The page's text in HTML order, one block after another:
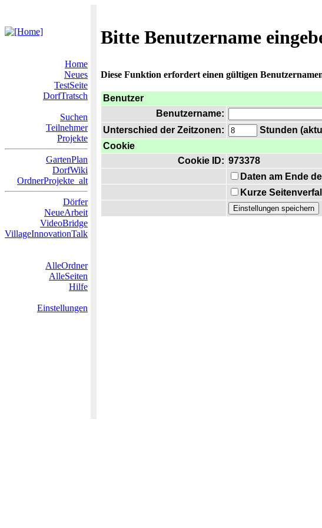
Bitte Benutzername
Home
Neues
TestSeite
DorfTratsch
Suchen
Teilnehmer
Projekte
GartenPlan
DorfWiki
OrdnerProjekte_alt
Dörfer
NeueArbeit
VideoBridge
VillageInnovationTalk
AlleOrdner
AlleSeiten
Hilfe
Einstellungen
Diese Funktion erfordert einen gültigen
Benutzer
Benutzername:
Unterschied der Zeitzonen:
Stunden
Cookie
Cookie ID: 973378
Daten am Ende
Kurze